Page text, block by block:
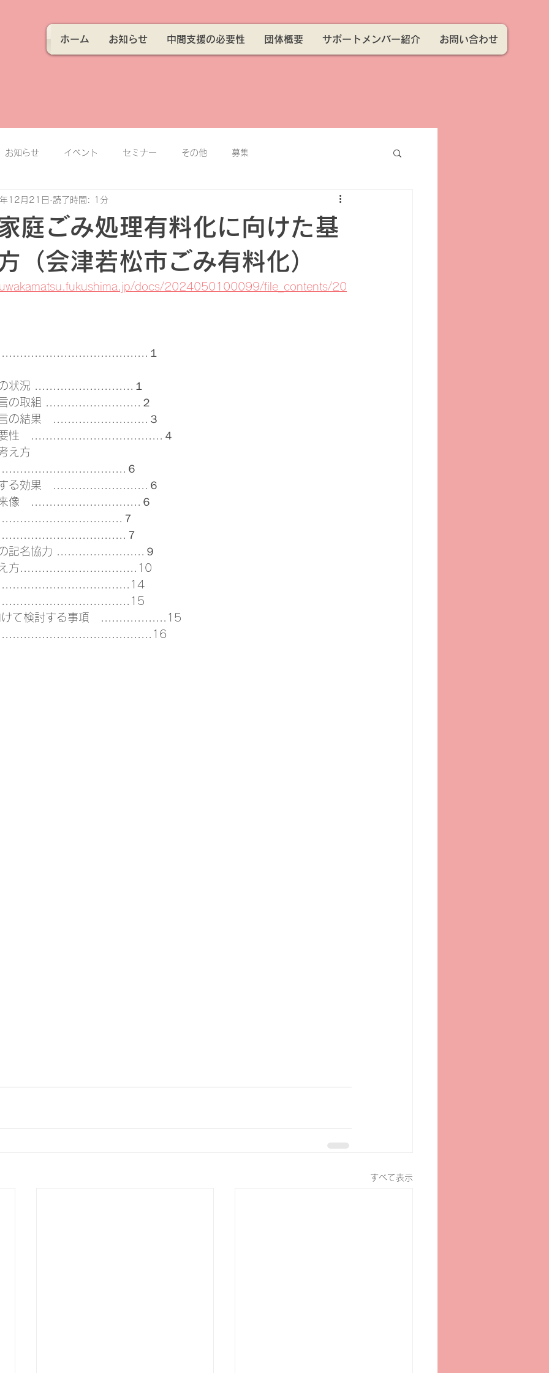
ホーム お知らせ 中間支援の必要性 団体概要 サポートメンバー紹介 お問い合わせ
お知らせ イベント セミナー その他 募集
庭ごみ処理有料化に向けた基
（会津若松市ごみ有料化）
12月21日 読了時間: 1分
docs/2024050100099/file_contents/20
１
状況 ...........................１
の取組 ..........................２
の結果　..........................３
性　....................................４
え方
６
る効果　..........................６
来像　..............................６
７
..................................７
記名協力 ........................９
え方................................10
....................................14
....................................15
けて検討する事項　..................15
..........................................16
すべて表示